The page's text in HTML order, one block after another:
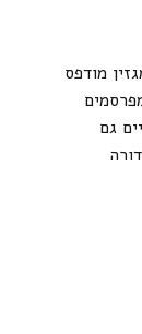
מודפס
גם